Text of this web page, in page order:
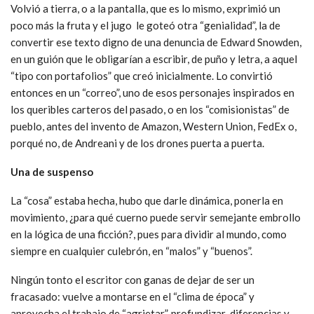
Volvió a tierra, o a la pantalla, que es lo mismo, exprimió un
poco más la fruta y el jugo le goteó otra “genialidad”, la de
convertir ese texto digno de una denuncia de Edward Snowden,
en un guión que le obligarían a escribir, de puño y letra, a aquel
“tipo con portafolios” que creó inicialmente. Lo convirtió
entonces en un “correo”, uno de esos personajes inspirados en
los queribles carteros del pasado, o en los “comisionistas” de
pueblo, antes del invento de Amazon, Western Union, FedEx o,
porqué no, de Andreani y de los drones puerta a puerta.
Una de suspenso
La “cosa” estaba hecha, hubo que darle dinámica, ponerla en
movimiento, ¿para qué cuerno puede servir semejante embrollo
en la lógica de una ficción?, pues para dividir al mundo, como
siempre en cualquier culebrón, en “malos” y “buenos”.
Ningún tonto el escritor con ganas de dejar de ser un
fracasado: vuelve a montarse en el “clima de época” y